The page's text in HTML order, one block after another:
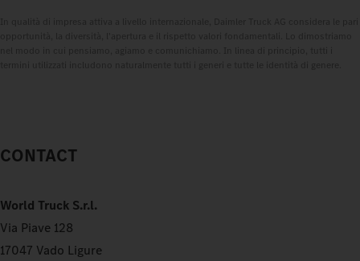
CONTACT
World Truck S.r.l.
Via Piave 128
17047 Vado Ligure